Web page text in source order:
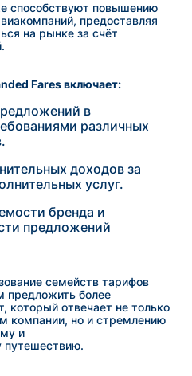
способствуют повышению
предоставляя
на рынке за счёт
Fares включает:
в
различных
доходов за
услуг.
бренда и
предложений
семейств тарифов
предложить более
который отвечает не только
компании, но и стремлению
и
путешествию.